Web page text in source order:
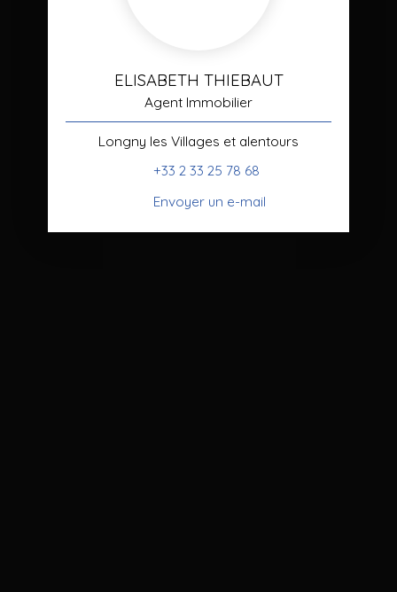
ELISABETH THIEBAUT
Agent Immobilier
Longny les Villages et alentours
+33 2 33 25 78 68
Envoyer un e-mail